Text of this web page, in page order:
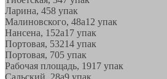
Ларина, 458 упак
Малиновского, 48а12 упак
Нансена, 152а17 упак
Портовая, 53214 упак
Портовая, 705 упак
Рабочая площадь, 1917 упак
Сальский, 28a9 упак